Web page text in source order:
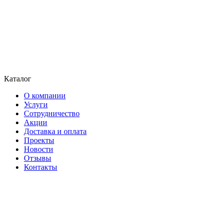
Каталог
О компании
Услуги
Сотрудничество
Акции
Доставка и оплата
Проекты
Новости
Отзывы
Контакты